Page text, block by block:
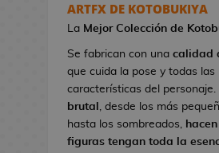
e
o
g
o
ARTFX DE KOTOBUKIYA
La Mejor Colección de
Se fabrican con una calidad
que cuida la pose y todas las
características del personaje.
brutal , desde los más
hasta los sombreados,
figuras tengan toda la